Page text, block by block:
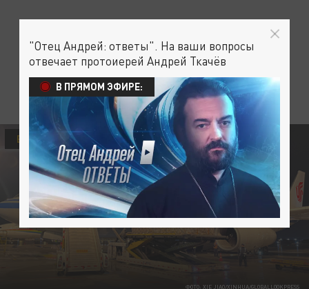
ФОТО: XIE JIAO/XINHUA/GLOBALLOOKPRESS
В МИРЕ
"Отец Андрей: ответы". На ваши вопросы
отвечает протоиерей Андрей Ткачёв
В ПРЯМОМ ЭФИРЕ: